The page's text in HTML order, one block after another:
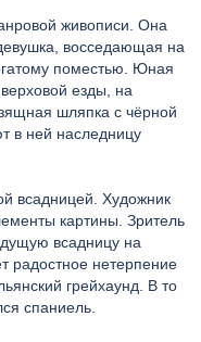
живописи. Она
восседающая на
поместью. Юная
езды, на
шляпка с чёрной
в ней наследницу
всадницей. Художник
картины. Зритель
всадницу на
радостное нетерпение
грейхаунд. В то
спаниель.